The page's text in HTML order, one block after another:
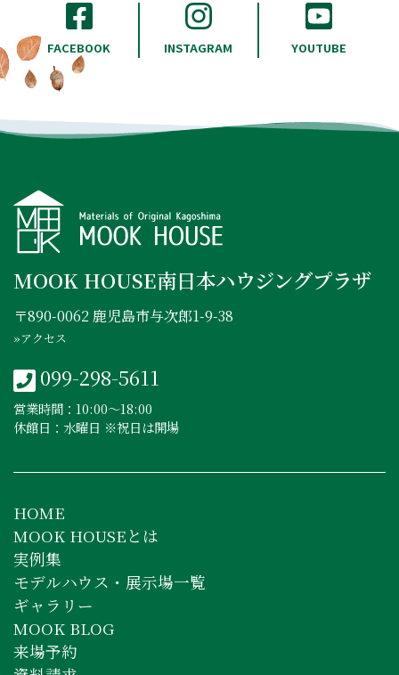
FACEBOOK INSTAGRAM YOUTUBE
MOOK HOUSE南日本ハウジングプラザ
〒890-0062 鹿児島市与次郎1-9-38
»アクセス
099-298-5611
営業時間：10:00〜18:00
休館日：水曜日 ※祝日は開場
HOME
MOOK HOUSEとは
実例集
モデルハウス・展示場一覧
ギャラリー
MOOK BLOG
来場予約